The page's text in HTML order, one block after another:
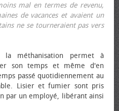
mal en termes de revenu,
de vacances et avaient un
ne se tourneraient pas vers
la méthanisation permet à
son temps et même d'en
passé quotidiennement au
Lisier et fumier sont pris
par un employé, libérant ainsi